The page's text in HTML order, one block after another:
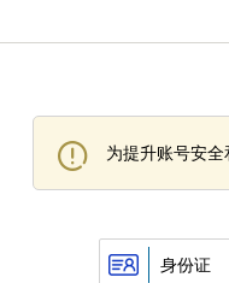
为提升账号安